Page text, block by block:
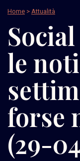
Home > Attualità
le
forse
(29-